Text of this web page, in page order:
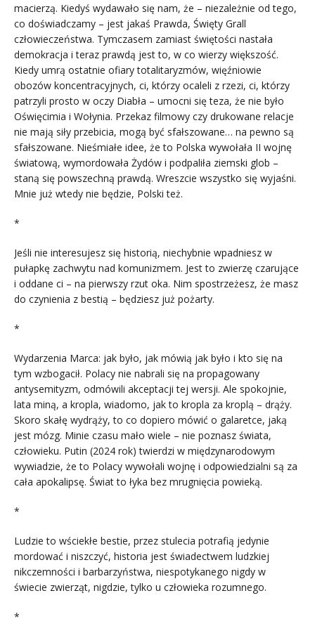
macierzą. Kiedyś wydawało się nam, że – niezależnie od tego,
co doświadczamy – jest jakaś Prawda, Święty Grall
człowieczeństwa. Tymczasem zamiast świętości nastała
demokracja i teraz prawdą jest to, w co wierzy większość.
Kiedy umrą ostatnie ofiary totalitaryzmów, więźniowie
obozów koncentracyjnych, ci, którzy ocaleli z rzezi, ci, którzy
patrzyli prosto w oczy Diabła – umocni się teza, że nie było
Oświęcimia i Wołynia. Przekaz filmowy czy drukowane relacje
nie mają siły przebicia, mogą być sfałszowane… na pewno są
sfałszowane. Nieśmiałe idee, że to Polska wywołała II wojnę
światową, wymordowała Żydów i podpaliła ziemski glob –
staną się powszechną prawdą. Wreszcie wszystko się wyjaśni.
Mnie już wtedy nie będzie, Polski też.
*
Jeśli nie interesujesz się historią, niechybnie wpadniesz w
pułapkę zachwytu nad komunizmem. Jest to zwierzę czarujące
i oddane ci – na pierwszy rzut oka. Nim spostrzeżesz, że masz
do czynienia z bestią – będziesz już pożarty.
*
Wydarzenia Marca: jak było, jak mówią jak było i kto się na
tym wzbogacił. Polacy nie nabrali się na propagowany
antysemityzm, odmówili akceptacji tej wersji. Ale spokojnie,
lata miną, a kropla, wiadomo, jak to kropla za kroplą – drąży.
Skoro skałę wydrąży, to co dopiero mówić o galaretce, jaką
jest mózg. Minie czasu mało wiele – nie poznasz świata,
człowieku. Putin (2024 rok) twierdzi w międzynarodowym
wywiadzie, że to Polacy wywołali wojnę i odpowiedzialni są za
cała apokalipsę. Świat to łyka bez mrugnięcia powieką.
*
Ludzie to wściekłe bestie, przez stulecia potrafią jedynie
mordować i niszczyć, historia jest świadectwem ludzkiej
nikczemności i barbarzyństwa, niespotykanego nigdy w
świecie zwierząt, nigdzie, tylko u człowieka rozumnego.
*